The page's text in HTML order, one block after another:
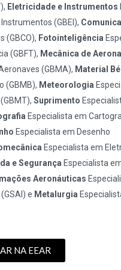
Eletricidade e Instrumentos
(GBEI),
(GBCO), Fotointeligência
(GBFT), Mecânica de
(GBMA), Material
(GBMB), Meteorologia
Suprimento
Especialista em
Especialista em Desenho
Especialista em
e Segurança Especialista
Aeronáuticas
e Metalurgia
NA EEAR